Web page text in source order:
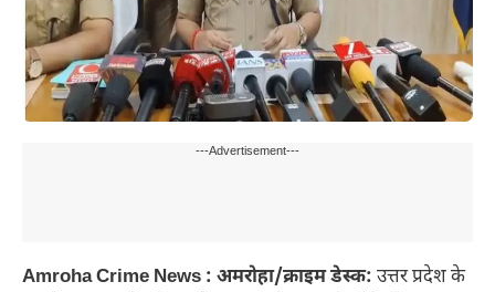
---Advertisement---
Amroha Crime News : अमरोहा/क्राइम डेस्क: उत्तर प्रदेश के